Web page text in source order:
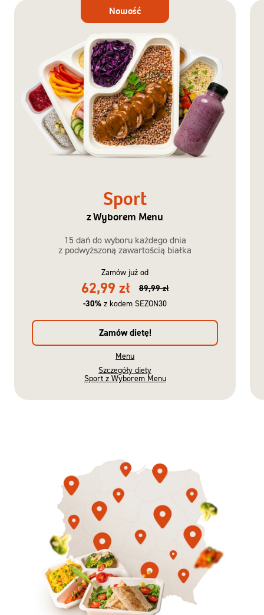
Dieta
Nowość
Sport
z Wyborem Menu
15 dań do wyboru każdego dnia
z podwyższoną zawartością białka
Zamów już od
62,99 zł
89,99 zł
-30% z kodem SEZON30
Zamów dietę!
Menu
Szczegóły diety
Sport z Wyborem Menu